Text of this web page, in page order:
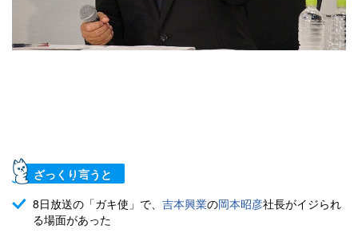
ざっくり言うと
8日放送の「ガキ使」で、 吉本興業の岡本昭彦社長がイジられ
る場面があった